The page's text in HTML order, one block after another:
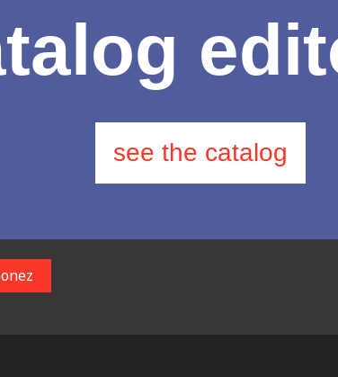
see the catalog